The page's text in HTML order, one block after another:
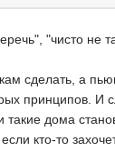
"чисто не
сделать, а
принципов. И
дома
кто-то